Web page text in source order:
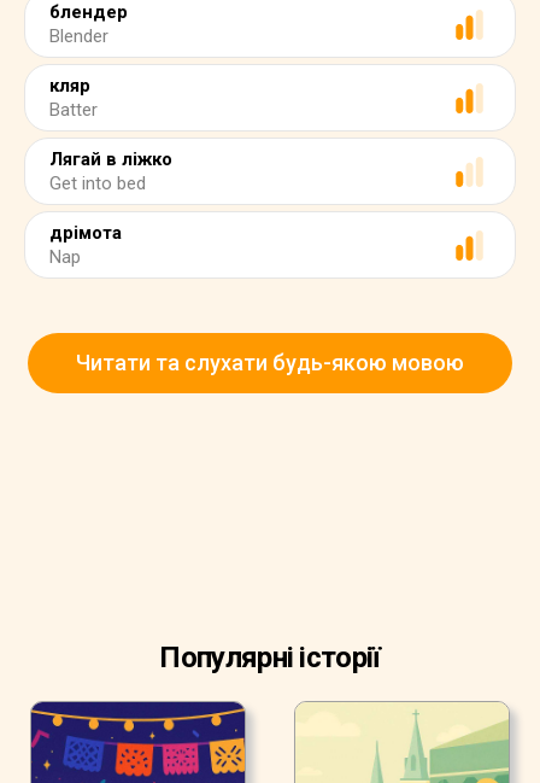
блендер
Blender
кляр
Batter
Лягай в ліжко
Get into bed
дрімота
Nap
Читати та слухати будь-якою мовою
Популярні історії